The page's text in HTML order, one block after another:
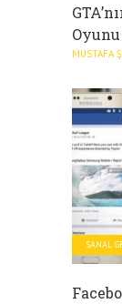
MUSTAFA
SANAL